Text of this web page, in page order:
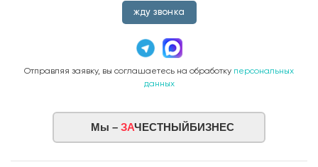
жду звонка
Отправляя заявку, вы соглашаетесь на обработку персональных
данных
Мы – ЗАЧЕСТНЫЙБИЗНЕС